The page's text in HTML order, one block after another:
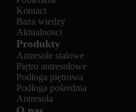
Kontact
Baza wiedzy
Aktualnosci
Produkty
Antresole stalowe
Piętro antresolowe
Podłoga piętrowa
Podłoga pośrednia
Antresola